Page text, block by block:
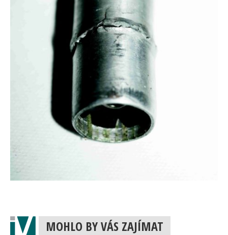
MOHLO BY VÁS ZAJÍMAT